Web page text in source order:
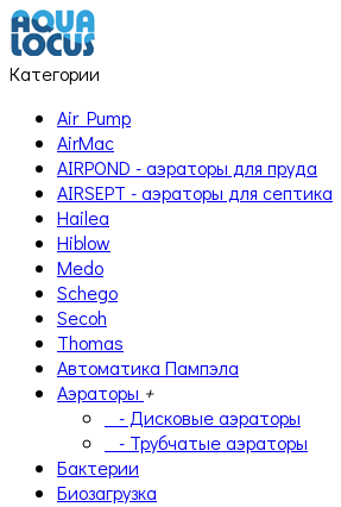
Категории
Air Pump
AirMac
AIRPOND - аэраторы для пруда
AIRSEPT - аэраторы для септика
Hailea
Hiblow
Medo
Schego
Secoh
Thomas
Автоматика Пампэла
Аэраторы +
- Дисковые аэраторы
- Трубчатые аэраторы
Бактерии
Биозагрузка